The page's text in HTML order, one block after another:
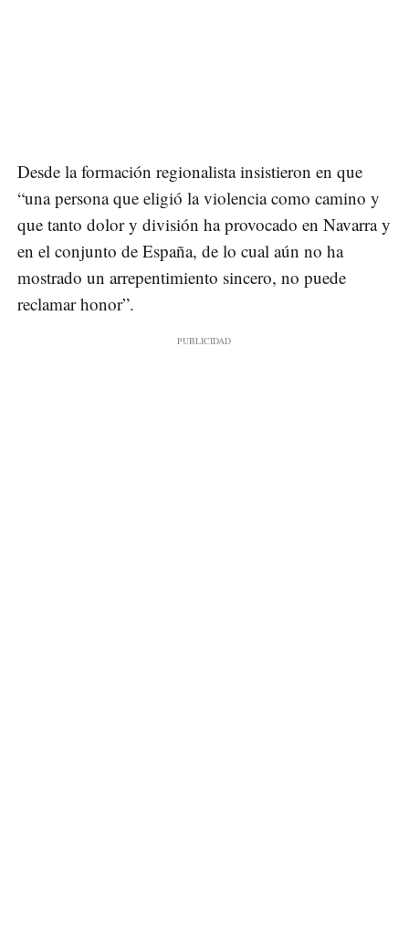
Desde la formación regionalista insistieron en que
“una persona que eligió la violencia como camino y
que tanto dolor y división ha provocado en Navarra y
en el conjunto de España, de lo cual aún no ha
mostrado un arrepentimiento sincero, no puede
reclamar honor”.